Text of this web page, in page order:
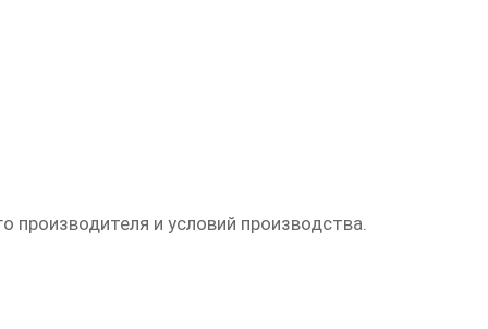
и условий производства.